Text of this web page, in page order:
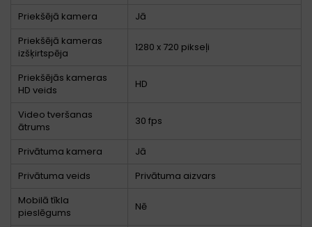
Priekšējā kamera
Jā
Priekšējā kameras
izšķirtspēja
1280 x 720 pikseļi
Priekšējās kameras
HD veids
HD
Video tveršanas
ātrums
30 fps
Privātuma kamera
Jā
Privātuma veids
Privātuma aizvars
Mobilā tīkla
pieslēgums
Nē